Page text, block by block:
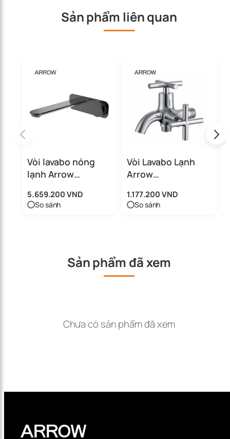
Sản phẩm liên quan
Vòi lavabo nóng
lạnh Arrow
5.659.200 VND
So sánh
Vòi Lavabo Lạnh
Arrow
1.177.200 VND
So sánh
Sản phẩm đã xem
Chưa có sản phẩm đã xem